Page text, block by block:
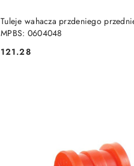
Tuleje wahacza przdeniego
MPBS: 0604048
Cena:
121.28
DO KOSZYKA